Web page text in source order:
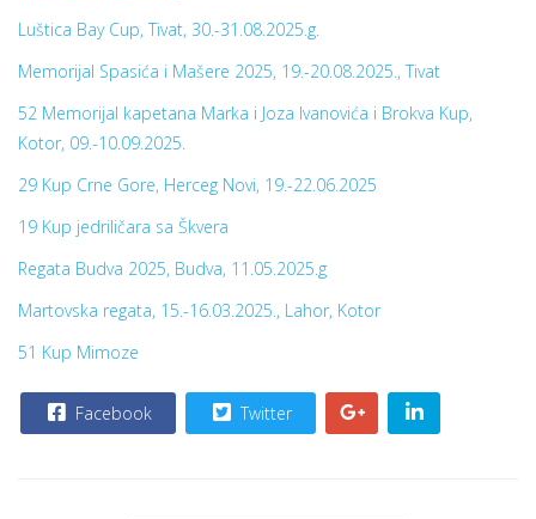
Luštica Bay Cup, Tivat, 30.-31.08.2025.g.
Memorijal Spasića i Mašere 2025, 19.-20.08.2025., Tivat
52 Memorijal kapetana Marka i Joza Ivanovića i Brokva Kup,
Kotor, 09.-10.09.2025.
29 Kup Crne Gore, Herceg Novi, 19.-22.06.2025
19 Kup jedriličara sa Škvera
Regata Budva 2025, Budva, 11.05.2025.g
Martovska regata, 15.-16.03.2025., Lahor, Kotor
51 Kup Mimoze
Facebook Twitter